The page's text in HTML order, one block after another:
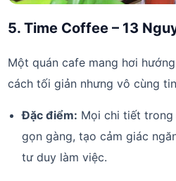
5. Time Coffee – 13
Một quán cafe mang hơi
cách tối giản nhưng vô cùng
Đặc điểm: Mọi chi tiết trong
gọn gàng, tạo cảm giác
tư duy làm việc.